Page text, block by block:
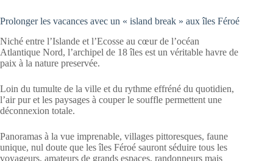
Prolonger les vacances avec un « island break » aux îles Féroé
Niché entre l’Islande et l’Ecosse au cœur de l’océan
Atlantique Nord, l’archipel de 18 îles est un véritable havre de
paix à la nature preservée.
Loin du tumulte de la ville et du rythme effréné du quotidien,
l’air pur et les paysages à couper le souffle permettent une
déconnexion totale.
Panoramas à la vue imprenable, villages pittoresques, faune
unique, nul doute que les îles Féroé sauront séduire tous les
voyageurs, amateurs de grands espaces, randonneurs mais